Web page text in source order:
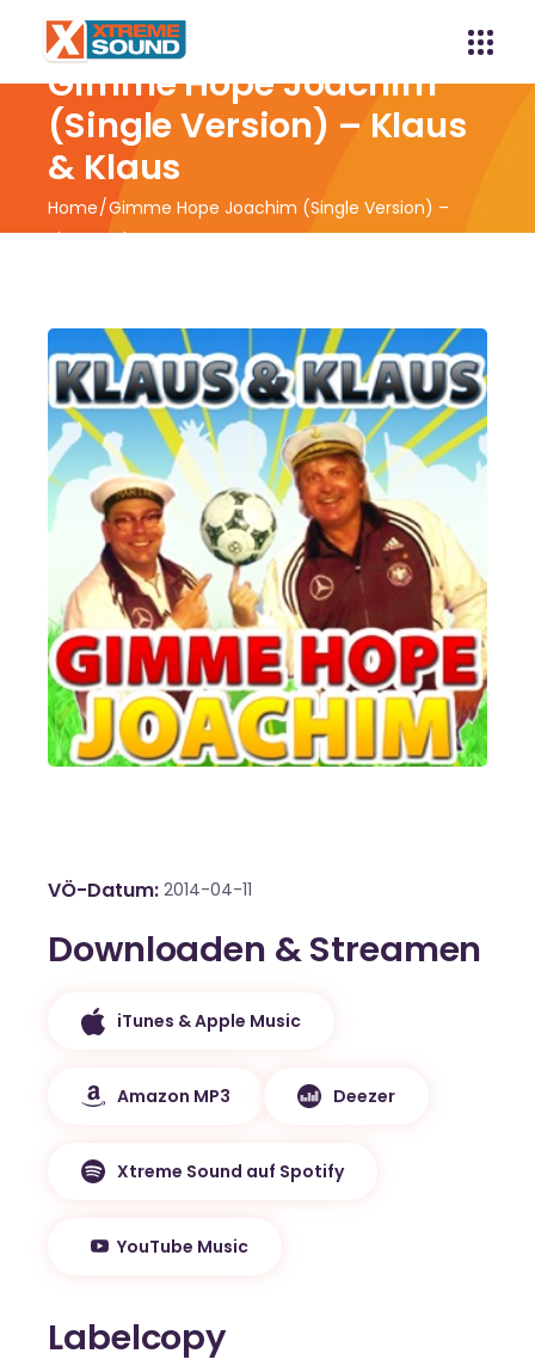
Gimme Hope Joachim
(Single Version) – Klaus
& Klaus
Home Gimme Hope Joachim (Single Version) –
Klaus & Klaus
VÖ-Datum 2014-04-11
Downloaden & Streamen
iTunes & Apple Music
Amazon MP3 Deezer
Xtreme Sound auf Spotify
YouTube Music
Labelcopy